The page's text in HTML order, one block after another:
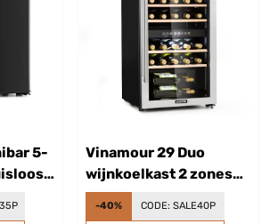
5-
Vinamour 29 Duo
wijnkoelkast 2 zones
80L/29 flessen 5-22°C
-40% CODE: SALE40P